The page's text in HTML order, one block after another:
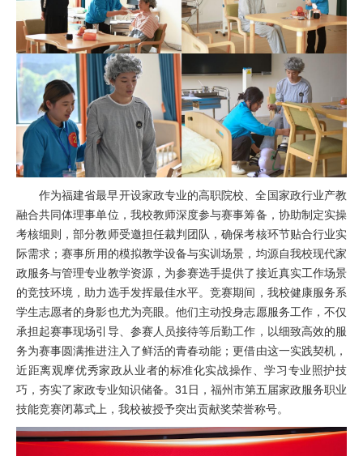
作为福建省最早开设家政专业的高职院校、全国家政行业产教
融合共同体理事单位，我校教师深度参与赛事筹备，协助制定实操
考核细则，部分教师受邀担任裁判团队，确保考核环节贴合行业实
际需求；赛事所用的模拟教学设备与实训场景，均源自我校现代家
政服务与管理专业教学资源，为参赛选手提供了接近真实工作场景
的竞技环境，助力选手发挥最佳水平。竞赛期间，我校健康服务系
学生志愿者的身影也尤为亮眼。他们主动投身志愿服务工作，不仅
承担起赛事现场引导、参赛人员接待等后勤工作，以细致高效的服
务为赛事圆满推进注入了鲜活的青春动能；更借由这一实践契机，
近距离观摩优秀家政从业者的标准化实战操作、学习专业照护技
巧，夯实了家政专业知识储备。31日，福州市第五届家政服务职业
技能竞赛闭幕式上，我校被授予突出贡献奖荣誉称号。